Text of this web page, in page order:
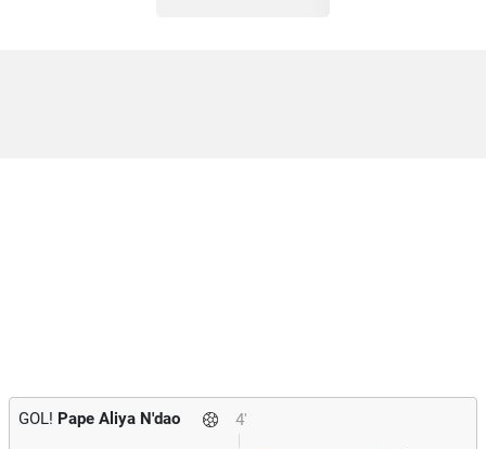
4'
GOL! Pape Aliya N'dao